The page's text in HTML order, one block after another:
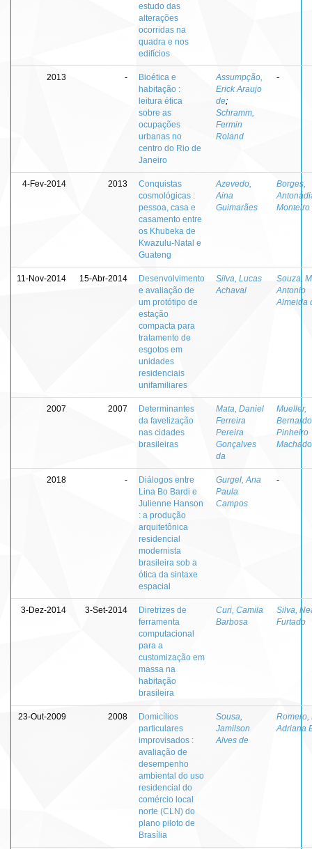
estudo das
alterações
ocorridas na
quadra e nos
edifícios
2013 -
Bioética e
habitação :
leitura ética
sobre as
ocupações
urbanas no
centro do Rio de
Janeiro
Assumpção,
Erick Araujo
de;
Schramm,
Fermin
Roland
-
4-Fev-2014 2013
Conquistas
cosmológicas :
pessoa, casa e
casamento entre
os Khubeka de
Kwazulu-Natal e
Guateng
Azevedo,
Aina
Guimarães
Borges,
Monteiro
11-Nov-2014 15-Abr-2014
Desenvolvimento
e avaliação de
um protótipo de
estação
compacta para
tratamento de
esgotos em
unidades
residenciais
unifamiliares
Silva, Lucas
Achaval
Souza,
Antonio
Almeida
2007 2007
Determinantes
da favelização
nas cidades
brasileiras
Mata, Daniel
Ferreira
Pereira
Gonçalves
da
Mueller,
Bernardo
Pinheiro
Machado
2018 -
Diálogos entre
Lina Bo Bardi e
Julienne Hanson
: a produção
arquitetônica
residencial
modernista
brasileira sob a
ótica da sintaxe
espacial
Gurgel, Ana
Paula
Campos
-
3-Dez-2014 3-Set-2014
Diretrizes de
ferramenta
computacional
para a
customização em
massa na
habitação
brasileira
Curi, Camila
Barbosa
Silva,
Furtado
23-Out-2009 2008
Domicílios
particulares
improvisados :
avaliação de
desempenho
ambiental do uso
residencial do
comércio local
norte (CLN) do
plano piloto de
Brasília
Sousa,
Jamilson
Alves de
Romero,
Adriana